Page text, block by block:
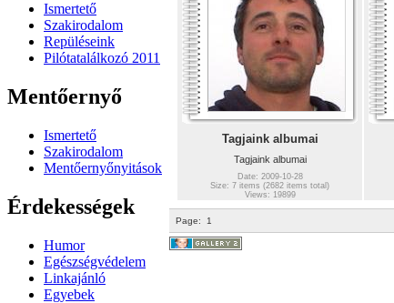
Ismertető
Szakirodalom
Repüléseink
Pilótatalálkozó 2011
Mentőernyő
Ismertető
Szakirodalom
Mentőernyőnyitások
Érdekességek
Humor
Egészségvédelem
Linkajánló
Egyebek
Tagjaink albumai
Tagjaink albumai
Date: 2009-10-28
Size: 7 items (2682 items total)
Views: 19899
Page: 1